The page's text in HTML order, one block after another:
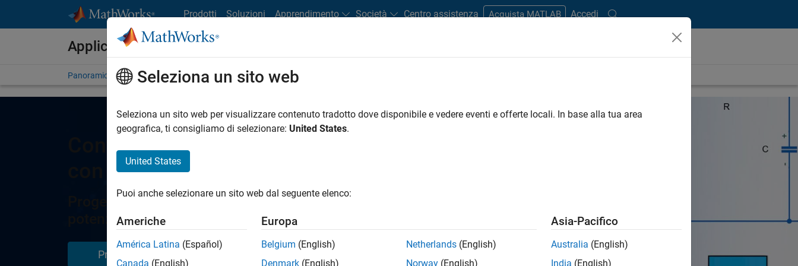
Prodotti Soluzioni Apprendimento Società Centro assistenza Acquista MATLAB Accedi
Applicazioni di elettronica di potenza
Panoramica Argomenti Caso dei clienti
Controllo della conversione di potenza
con MATLAB e Simulink
Progettazione di controller digitali per convertitori di
potenza
Prova gratis
Seleziona un sito web
Seleziona un sito web per visualizzare contenuto tradotto dove disponibile e vedere eventi e offerte locali. In base alla tua area
geografica, ti consigliamo di selezionare: United States.
United States
Puoi anche selezionare un sito web dal seguente elenco:
Americhe
América Latina (Español)
Canada (English)
Europa
Belgium (English)
Denmark (English)
Netherlands (English)
Norway (English)
Asia-Pacifico
Australia (English)
India (English)